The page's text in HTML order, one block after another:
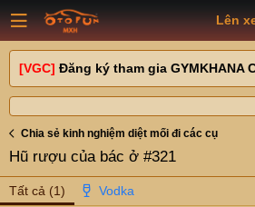
Lên
[VGC] Đăng ký tham gia GYMKHANA
Chia sẻ kinh nghiệm diệt mối đi các cụ
Hũ rượu của bác ở #321
Tất cả (1)